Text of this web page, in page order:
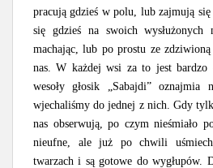
pracują gdzieś w polu, lub zajmują
się gdzieś na swoich wysłużonych
machając, lub po prostu ze
nas. W każdej wsi za to jest bardzo
wesoły głosik „Sabajdi” oznajmia
wjechaliśmy do jednej z nich. Gdy
nas obserwują, po czym nieśmiało
nieufne, ale już po chwili
twarzach i są gotowe do wygłupów.